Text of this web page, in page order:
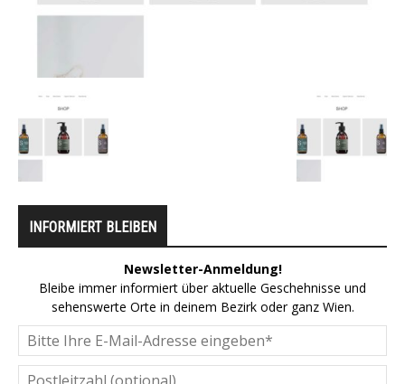
INFORMIERT BLEIBEN
Newsletter-Anmeldung!
Bleibe immer informiert über aktuelle Geschehnisse und
sehenswerte Orte in deinem Bezirk oder ganz Wien.